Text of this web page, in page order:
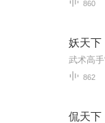
860
妖天下
862
侃天下